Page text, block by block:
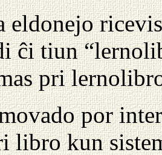
eldonejo
ĉi tiun
pri
por
libro kun